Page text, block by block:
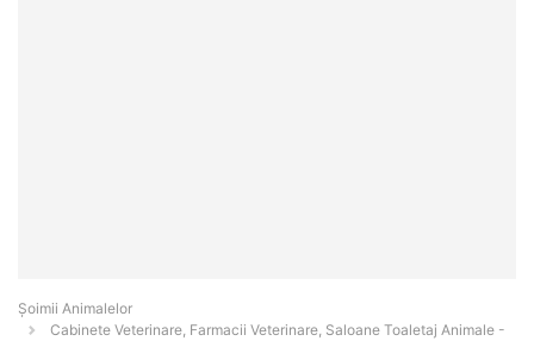
Şoimii Animalelor
Cabinete Veterinare, Farmacii Veterinare, Saloane Toaletaj Animale -